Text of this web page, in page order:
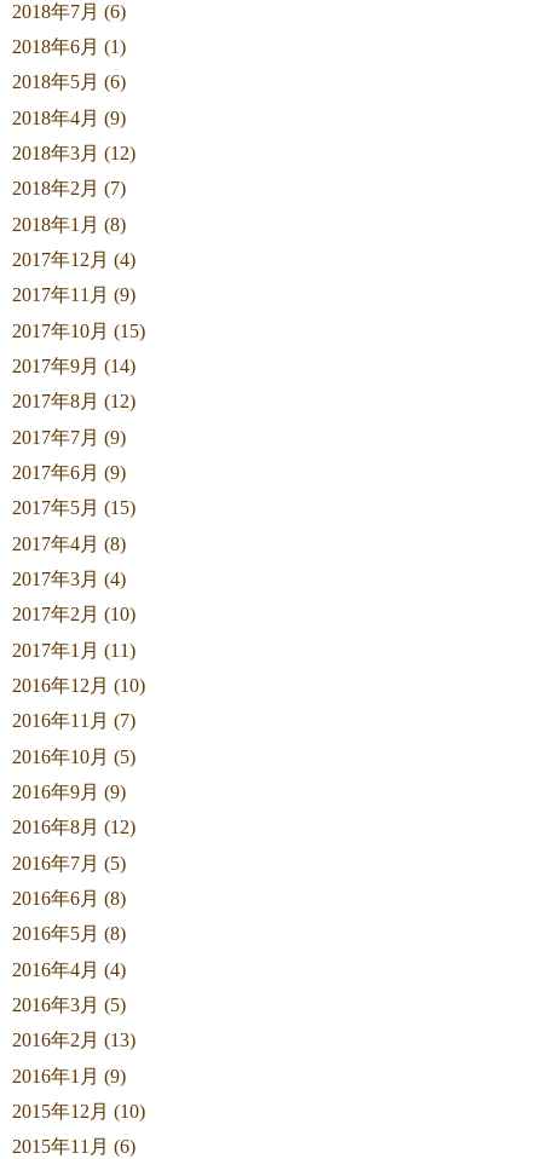
2018年7月 (6)
2018年6月 (1)
2018年5月 (6)
2018年4月 (9)
2018年3月 (12)
2018年2月 (7)
2018年1月 (8)
2017年12月 (4)
2017年11月 (9)
2017年10月 (15)
2017年9月 (14)
2017年8月 (12)
2017年7月 (9)
2017年6月 (9)
2017年5月 (15)
2017年4月 (8)
2017年3月 (4)
2017年2月 (10)
2017年1月 (11)
2016年12月 (10)
2016年11月 (7)
2016年10月 (5)
2016年9月 (9)
2016年8月 (12)
2016年7月 (5)
2016年6月 (8)
2016年5月 (8)
2016年4月 (4)
2016年3月 (5)
2016年2月 (13)
2016年1月 (9)
2015年12月 (10)
2015年11月 (6)